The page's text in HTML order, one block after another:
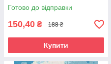
Готово до відправки
150,40 ₴ 188 ₴
Купити